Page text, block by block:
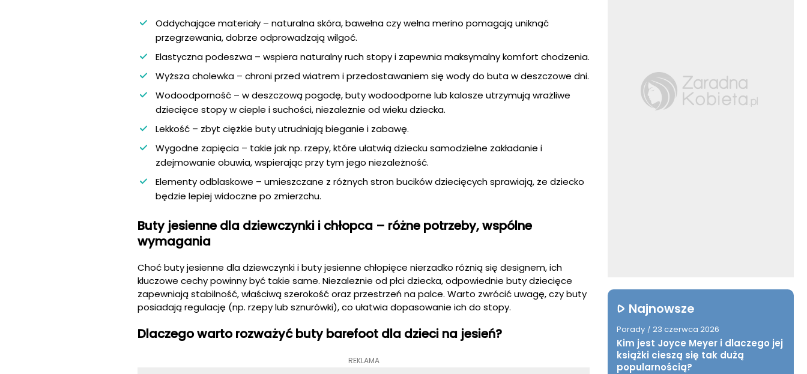
Oddychające materiały – naturalna skóra, bawełna czy wełna merino pomagają uniknąć
przegrzewania, dobrze odprowadzają wilgoć.
Elastyczna podeszwa – wspiera naturalny ruch stopy i zapewnia maksymalny komfort chodzenia.
Wyższa cholewka – chroni przed wiatrem i przedostawaniem się wody do buta w deszczowe dni.
Wodoodporność – w deszczową pogodę, buty wodoodporne lub kalosze utrzymują wrażliwe
dziecięce stopy w cieple i suchości, niezależnie od wieku dziecka.
Lekkość – zbyt ciężkie buty utrudniają bieganie i zabawę.
Wygodne zapięcia – takie jak np. rzepy, które ułatwią dziecku samodzielne zakładanie i
zdejmowanie obuwia, wspierając przy tym jego niezależność.
Elementy odblaskowe – umieszczane z różnych stron bucików dziecięcych sprawiają, że dziecko
będzie lepiej widoczne po zmierzchu.
Buty jesienne dla dziewczynki i chłopca – różne potrzeby, wspólne
wymagania
Choć buty jesienne dla dziewczynki i buty jesienne chłopięce nierzadko różnią się designem, ich
kluczowe cechy powinny być takie same. Niezależnie od płci dziecka, odpowiednie buty dziecięce
zapewniają stabilność, właściwą szerokość oraz przestrzeń na palce. Warto zwrócić uwagę, czy buty
posiadają regulację (np. rzepy lub sznurówki), co ułatwia dopasowanie ich do stopy.
Dlaczego warto rozważyć buty barefoot dla dzieci na jesień?
REKLAMA
Najnowsze
Porady / 23 czerwca 2026
Kim jest Joyce Meyer i dlaczego jej
książki cieszą się tak dużą
popularnością?